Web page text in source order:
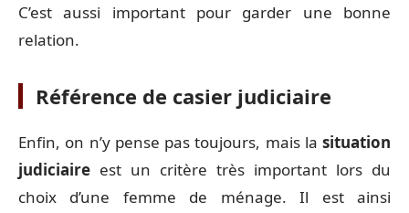
C’est aussi important pour garder une bonne
relation.
Référence de casier judiciaire
Enfin, on n’y pense pas toujours, mais la situation
judiciaire est un critère très important lors du
choix d’une femme de ménage. Il est ainsi